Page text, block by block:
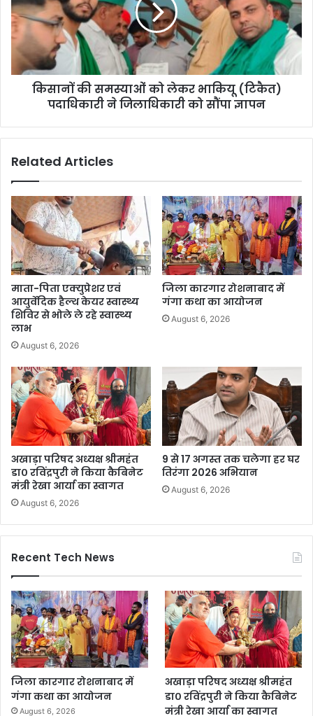
किसानों की समस्याओं को लेकर भाकियू (टिकैत)
पदाधिकारी ने जिलाधिकारी को सौंपा ज्ञापन
Related Articles
माता-पिता एक्युप्रेशर एवं
आयुर्वेदिक हैल्थ केयर स्वास्थ्य
शिविर से भोले ले रहे स्वास्थ्य
लाभ
August 6, 2026
जिला कारगार रोशनाबाद में
गंगा कथा का आयोजन
August 6, 2026
अखाड़ा परिषद अध्यक्ष श्रीमहंत
डा० रविंद्रपुरी ने किया कैबिनेट
मंत्री रेखा आर्या का स्वागत
August 6, 2026
9 से 17 अगस्त तक चलेगा हर घर
तिरंगा 2026 अभियान
August 6, 2026
Recent Tech News
जिला कारगार रोशनाबाद में
गंगा कथा का आयोजन
August 6, 2026
अखाड़ा परिषद अध्यक्ष श्रीमहंत
डा० रविंद्रपुरी ने किया कैबिनेट
मंत्री रेखा आर्या का स्वागत